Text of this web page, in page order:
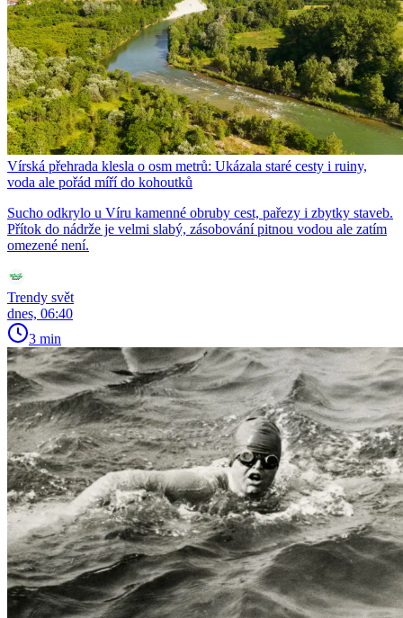
Vírská přehrada klesla o osm metrů: Ukázala staré cesty i ruiny,
voda ale pořád míří do kohoutků
Sucho odkrylo u Víru kamenné obruby cest, pařezy i zbytky staveb.
Přítok do nádrže je velmi slabý, zásobování pitnou vodou ale zatím
omezené není.
Trendy svět
dnes, 06:40
3 min